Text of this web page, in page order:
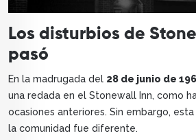
Los disturbios de
pasó
En la madrugada del 28 de junio de
una redada en el Stonewall Inn, como
ocasiones anteriores. Sin embargo,
la comunidad fue diferente.